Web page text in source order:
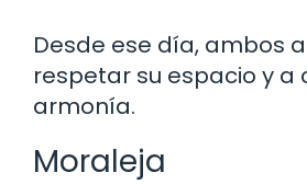
Desde ese día, ambos
respetar su espacio y a
armonía.
Moraleja